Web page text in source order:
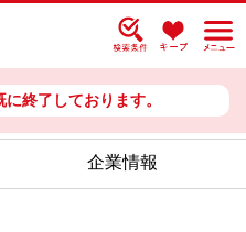
終了しております。
企業情報